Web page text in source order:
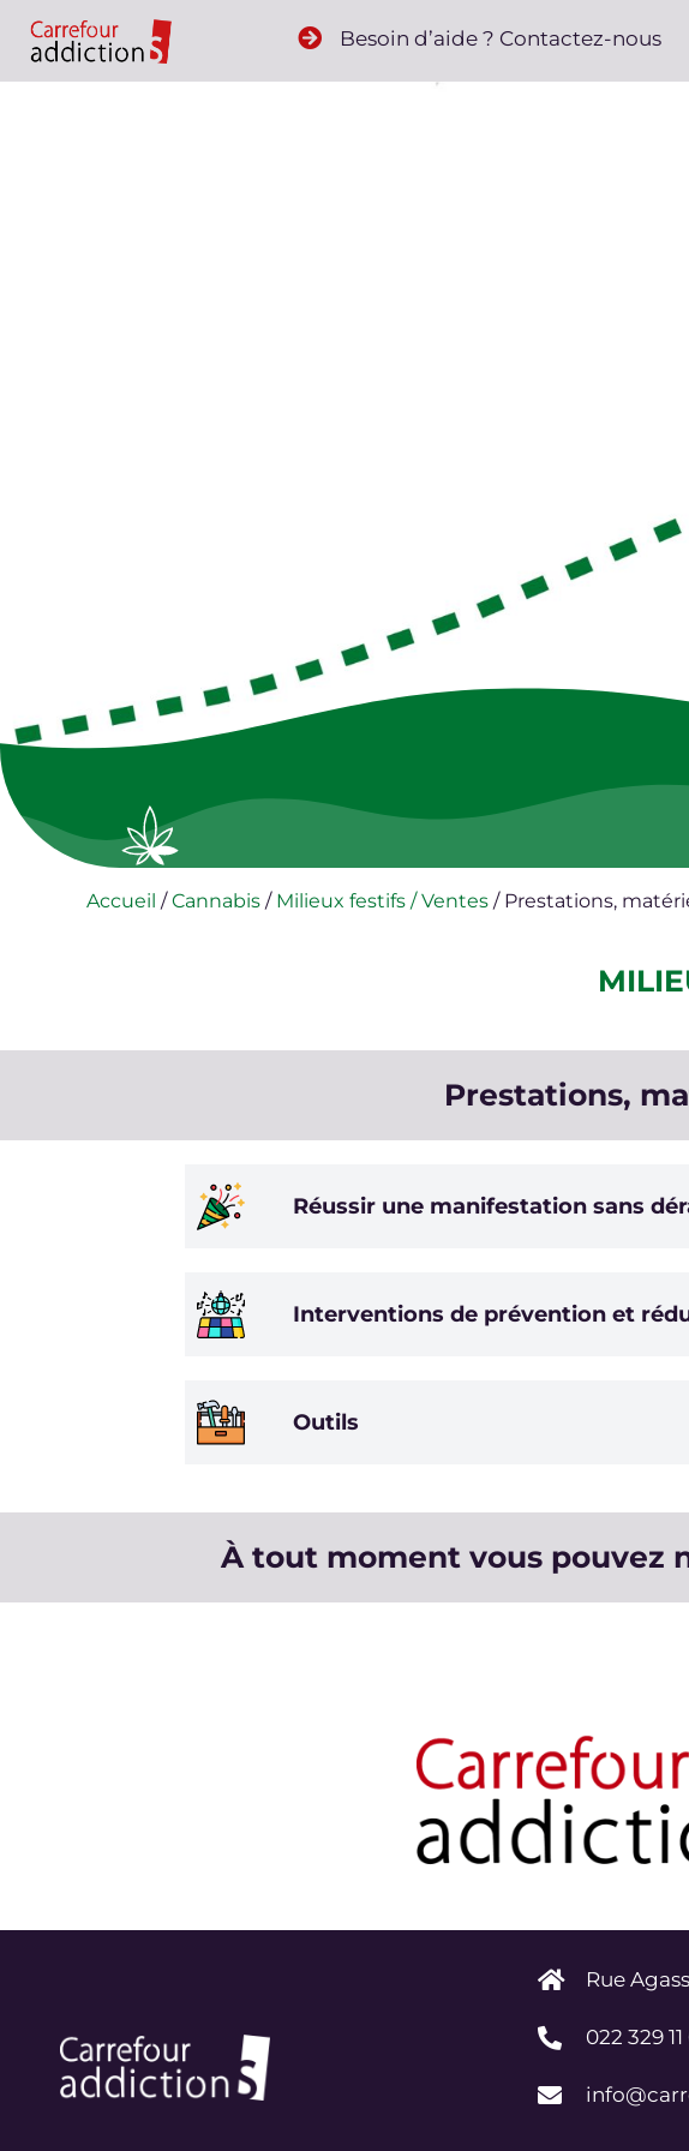
Besoin d’aide ? Contactez-nous
Accueil /Cannabis / Milieux festifs / Ventes / Prestations,
Prestations,
Réussir une manifestation sans
Interventions de prévention et
Outils
À tout moment vous pouvez
Rue
022 329 11